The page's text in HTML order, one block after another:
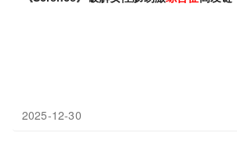
2025-12-30